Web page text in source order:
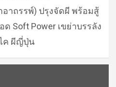
อาถรรพ์) ปรุงจัดผี พร้อมสู้
Soft Power เขย่าบรรลัง
ค ผีญี่ปุ่น